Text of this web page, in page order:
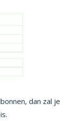
dan zal je